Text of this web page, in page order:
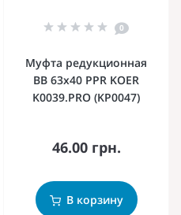
0
Муфта редукционная
ВВ 63x40 PPR KOER
K0039.PRO (KP0047)
46.00 грн.
В корзину